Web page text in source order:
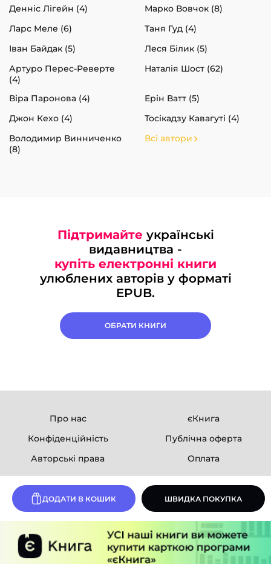
ДОДАТИ В КОШИК ШВИДКА ПОКУПКА
Денніс Лігейн (4)
Марко Вовчок (8)
Ларс Меле (6)
Таня Гуд (4)
Іван Байдак (5)
Леся Білик (5)
Артуро Перес-Реверте
(4)
Наталія Шост (62)
Віра Паронова (4)
Ерін Ватт (5)
Джон Кехо (4)
Тосікадзу Кавагуті (4)
Володимир Винниченко
(8)
Всі автори
Підтримайте українські
видавництва -
купіть електронні книги
улюблених авторів у форматі
EPUB.
ОБРАТИ КНИГИ
Про нас
єКнига
Конфіденційність
Публічна оферта
Авторські права
Оплата
Розробка сайту